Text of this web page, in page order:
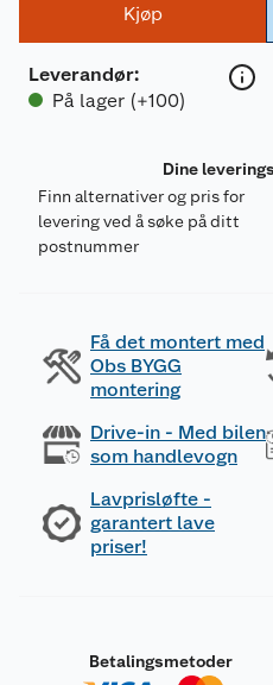
Kjøp
Leverandør:
På lager (+100)
Dine
Finn alternativer og pris for
levering ved å søke på ditt
postnummer
Få det montert med
Obs BYGG
montering
Drive-in - Med bilen
som handlevogn
Lavprisløfte -
garantert lave
priser!
Betalingsmetoder